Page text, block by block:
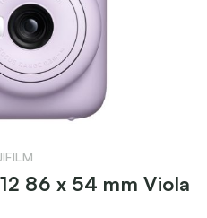
86 x 54 mm Viola